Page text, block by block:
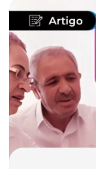
benefícios
crédito fácil
últimas notícias
ferramentas